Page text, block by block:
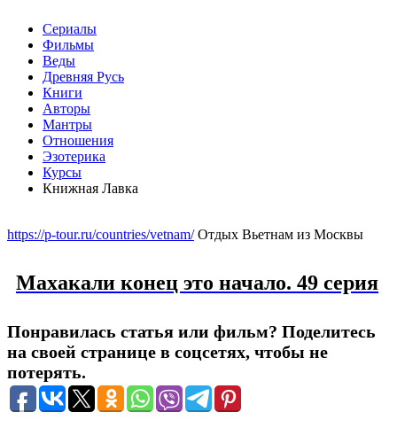
Сериалы
Фильмы
Веды
Древняя Русь
Книги
Авторы
Мантры
Отношения
Эзотерика
Курсы
Книжная Лавка
https://p-tour.ru/countries/vetnam/Отдых Вьетнам из Москвы
Махакали конец это начало. 49 серия
Понравилась статья или фильм? Поделитесь
на своей странице в соцсетях, чтобы не
потерять.